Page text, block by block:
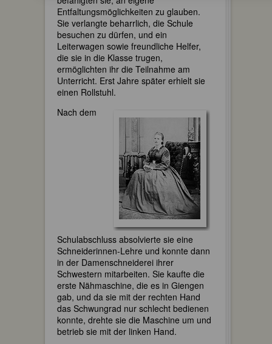
Entfaltungsmöglichkeiten zu glauben.
Sie verlangte beharrlich, die Schule
besuchen zu dürfen, und ein
Leiterwagen sowie freundliche Helfer,
die sie in die Klasse trugen,
ermöglichten ihr die Teilnahme am
Unterricht. Erst Jahre später erhielt sie
einen Rollstuhl.
Nach dem
Schulabschluss absolvierte sie eine
Schneiderinnen-Lehre und konnte dann
in der Damenschneiderei ihrer
Schwestern mitarbeiten. Sie kaufte die
erste Nähmaschine, die es in Giengen
gab, und da sie mit der rechten Hand
das Schwungrad nur schlecht bedienen
konnte, drehte sie die Maschine um und
betrieb sie mit der linken Hand.